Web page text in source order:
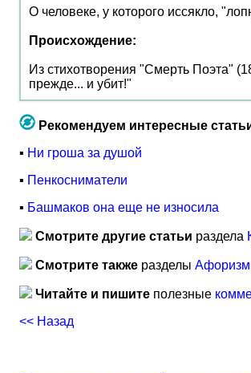
О человеке, у которого иссякло,
Происхождение:
Из стихотворения "Смерть Поэта"
прежде... и убит!"
Рекомендуем интересные
▪ Ни гроша за душой
▪ Пенкосниматели
▪ Башмаков она еще не износила
Смотрите другие статьи раздела
Смотрите также разделы
Читайте и пишите полезные
<< Назад